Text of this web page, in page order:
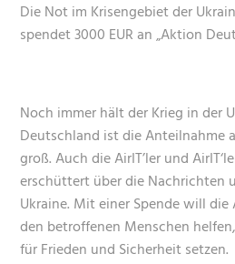
Die Not im Krisengebiet der
spendet 3000 EUR an „Aktion
Noch immer hält der Krieg in der
Deutschland ist die Anteilnahme
groß. Auch die AirIT’ler und
erschüttert über die Nachrichten
Ukraine. Mit einer Spende will
den betroffenen Menschen
für Frieden und Sicherheit setzen.